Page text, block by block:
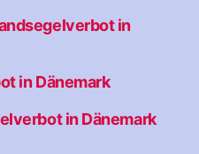
in
in Dänemark
in Dänemark